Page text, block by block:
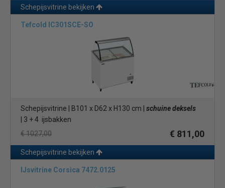
Schepijsvitrine bekijken
Tefcold IC301SCE-SO
Schepijsvitrine | B101 x D62 x H130 cm | schuine deksels
| 3 + 4 ijsbakken
€ 1027,00
€ 811,00
Schepijsvitrine bekijken
IJsvitrine Corsica 7472.0125